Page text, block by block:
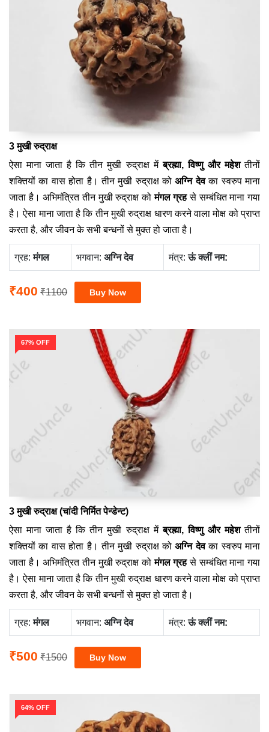
3 मुखी रुद्राक्ष
ऐसा माना जाता है कि तीन मुखी रुद्राक्ष मेंब्रह्मा, विष्णु और महेशतीनों
शक्तियों का वास होता है। तीन मुखी रुद्राक्ष कोअग्नि देवका स्वरुप माना
जाता है। अभिमंत्रित तीन मुखी रुद्राक्ष कोमंगल ग्रहसे सम्बंधित माना गया
है। ऐसा माना जाता है कि तीन मुखी रुद्राक्ष धारण करने वाला मोक्ष को प्राप्त
करता है, और जीवन के सभी बन्धनों से मुक्त हो जाता है।
ग्रह:मंगल भगवान: अग्नि देव मंत्र:ऊं क्‍लीं नम:
₹400 ₹1100
67% OFF
3 मुखी रुद्राक्ष (चांदी निर्मित पेन्डेन्ट)
ऐसा माना जाता है कि तीन मुखी रुद्राक्ष मेंब्रह्मा, विष्णु और महेशतीनों
शक्तियों का वास होता है। तीन मुखी रुद्राक्ष कोअग्नि देवका स्वरुप माना
जाता है। अभिमंत्रित तीन मुखी रुद्राक्ष कोमंगल ग्रहसे सम्बंधित माना गया
है। ऐसा माना जाता है कि तीन मुखी रुद्राक्ष धारण करने वाला मोक्ष को प्राप्त
करता है, और जीवन के सभी बन्धनों से मुक्त हो जाता है।
ग्रह:मंगल भगवान: अग्नि देव मंत्र:ऊं क्‍लीं नम:
₹500 ₹1500
64% OFF